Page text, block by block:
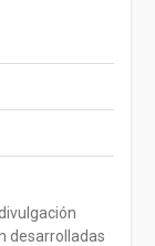
desarrolladas